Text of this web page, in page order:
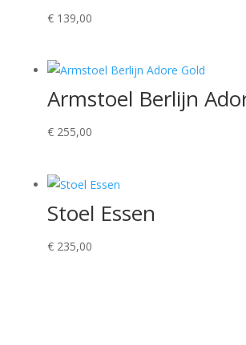
€139,00
Armstoel Berlijn
€255,00
Stoel Essen
€235,00